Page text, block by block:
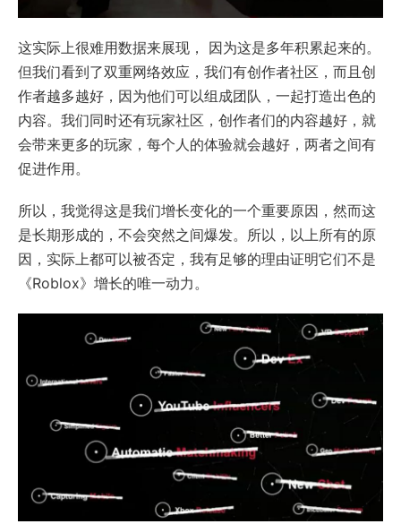
这实际上很难用数据来展现， 因为这是多年积累起来的。
但我们看到了双重网络效应，我们有创作者社区，而且创
作者越多越好，因为他们可以组成团队，一起打造出色的
内容。我们同时还有玩家社区，创作者们的内容越好，就
会带来更多的玩家，每个人的体验就会越好，两者之间有
促进作用。
所以，我觉得这是我们增长变化的一个重要原因，然而这
是长期形成的，不会突然之间爆发。所以，以上所有的原
因，实际上都可以被否定，我有足够的理由证明它们不是
《Roblox》增长的唯一动力。